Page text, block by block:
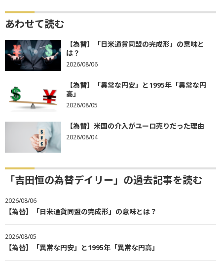
あわせて読む
【為替】「日米通貨同盟の完成形」の意味と
は？
2026/08/06
【為替】「異常な円安」と1995年「異常な円
高」
2026/08/05
【為替】米国の介入がユーロ売りだった理由
2026/08/04
「吉田恒の為替デイリー」の過去記事を読む
2026/08/06
【為替】「日米通貨同盟の完成形」の意味とは？
2026/08/05
【為替】「異常な円安」と1995年「異常な円高」